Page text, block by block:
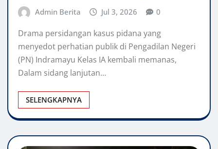
Admin Berita Jul 3, 2026 0
​Drama persidangan kasus pidana yang
menyedot perhatian publik di Pengadilan Negeri
(PN) Indramayu Kelas IA kembali memanas,
Dalam sidang lanjutan…
SELENGKAPNYA